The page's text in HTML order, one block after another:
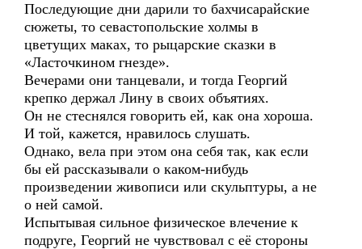
Последующие дни дарили то бахчисарайские
сюжеты, то севастопольские холмы в
цветущих маках, то рыцарские сказки в
«Ласточкином гнезде».
Вечерами они танцевали, и тогда Георгий
крепко держал Лину в своих объятиях.
Он не стеснялся говорить ей, как она хороша.
И той, кажется, нравилось слушать.
Однако, вела при этом она себя так, как если
бы ей рассказывали о каком-нибудь
произведении живописи или скульптуры, а не
о ней самой.
Испытывая сильное физическое влечение к
подруге, Георгий не чувствовал с её стороны